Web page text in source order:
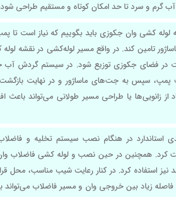
گرم و سرد تا حد امکان کوتاه و مستقیم طراحی
کشی وان جکوزی باید بگوییم که نیاز است
تامین کند. در واقع مسیر لوله‌کشی در نقشه
در فضای جکوزی توزیع شود. در سیستم گردش
سپس به جت‌های ماساژور و در نهایت بازگشت
از زانویی‌ها یا طراحی مسیر طولانی می‌تواند
در هنگام نصب سیستم تخلیه و فاضلاب
کرد. همچنین در حین نصب و لوله کشی فاضلاب
استفاده کرد. در کنار رعایت شیب مناسب، محل
زیاد بین خروجی وان و مسیر فاضلاب